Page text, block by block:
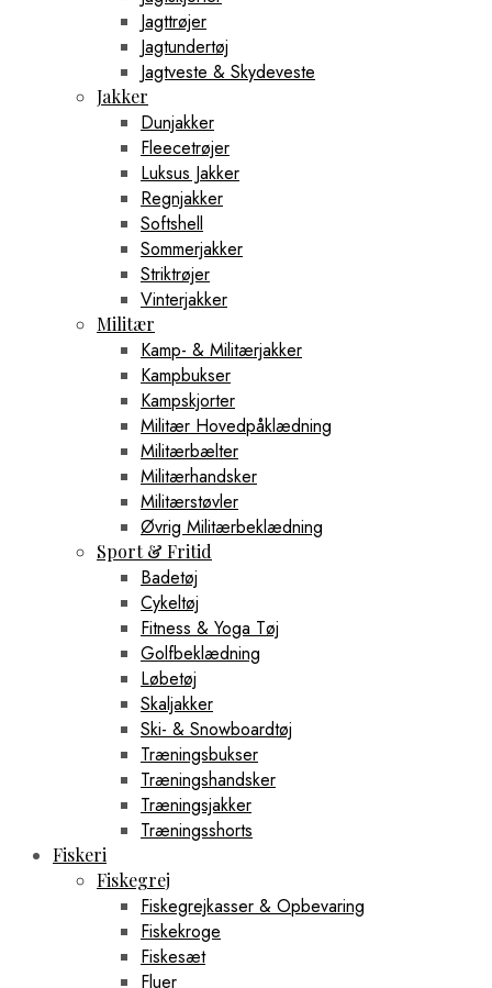
Jagttrøjer
Jagtundertøj
Jagtveste & Skydeveste
Jakker
Dunjakker
Fleecetrøjer
Luksus Jakker
Regnjakker
Softshell
Sommerjakker
Striktrøjer
Vinterjakker
Militær
Kamp- & Militærjakker
Kampbukser
Kampskjorter
Militær Hovedpåklædning
Militærbælter
Militærhandsker
Militærstøvler
Øvrig Militærbeklædning
Sport & Fritid
Badetøj
Cykeltøj
Fitness & Yoga Tøj
Golfbeklædning
Løbetøj
Skaljakker
Ski- & Snowboardtøj
Træningsbukser
Træningshandsker
Træningsjakker
Træningsshorts
Fiskeri
Fiskegrej
Fiskegrejkasser & Opbevaring
Fiskekroge
Fiskesæt
Fluer